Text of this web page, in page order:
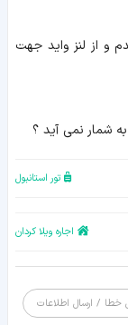
و از لنز واید جهت
شمار نمی آید ؟
تور استانبول
اجاره ویلا کردان
خطا / ارسال اطلاعات